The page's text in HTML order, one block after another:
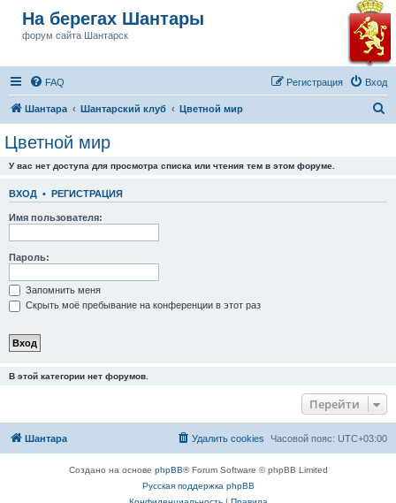
На берегах Шантары
форум сайта Шантарск
FAQ Вход
Регистрация
Шантара Шантарский клуб Цветной мир
Цветной мир
У вас нет доступа для просмотра списка или чтения тем в этом форуме.
ВХОД • РЕГИСТРАЦИЯ
Имя пользователя:
Пароль:
Запомнить меня
Скрыть моё пребывание на конференции в этот раз
В этой категории нет форумов.
Перейти
Шантара Часовой пояс: UTC+03:00
Удалить cookies
Создано на основе phpBB® Forum Software © phpBB Limited
Русская поддержка phpBB